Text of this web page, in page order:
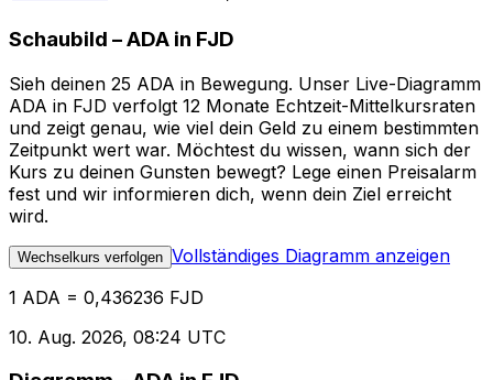
Schaubild – ADA in FJD
Sieh deinen 25 ADA in Bewegung. Unser Live-Diagramm
ADA in FJD verfolgt 12 Monate Echtzeit-Mittelkursraten
und zeigt genau, wie viel dein Geld zu einem bestimmten
Zeitpunkt wert war. Möchtest du wissen, wann sich der
Kurs zu deinen Gunsten bewegt? Lege einen Preisalarm
fest und wir informieren dich, wenn dein Ziel erreicht
wird.
Wechselkurs verfolgen Vollständiges Diagramm anzeigen
1 ADA = 0,436236 FJD
10. Aug. 2026, 08:24 UTC